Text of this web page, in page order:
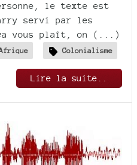
le texte est
servi par les
vous plaît, on (...)
Colonialisme
Lire la suite..